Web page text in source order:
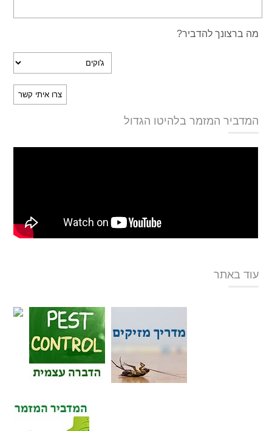
מה ברצונך להדביר?
המדביר המזמר בלהיטו הגדול
עוד באתר